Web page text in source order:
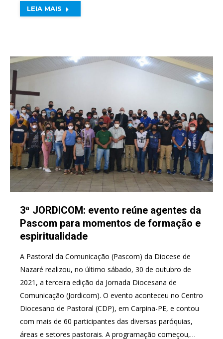
LEIA MAIS
3ª JORDICOM: evento reúne agentes da
Pascom para momentos de formação e
espiritualidade
A Pastoral da Comunicação (Pascom) da Diocese de
Nazaré realizou, no último sábado, 30 de outubro de
2021, a terceira edição da Jornada Diocesana de
Comunicação (Jordicom). O evento aconteceu no Centro
Diocesano de Pastoral (CDP), em Carpina-PE, e contou
com mais de 60 participantes das diversas paróquias,
áreas e setores pastorais. A programação começou,…